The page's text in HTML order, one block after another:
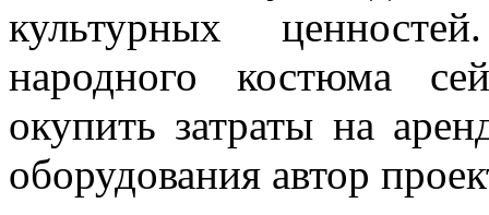
культурных
народного костюма
окупить затраты на
оборудования автор